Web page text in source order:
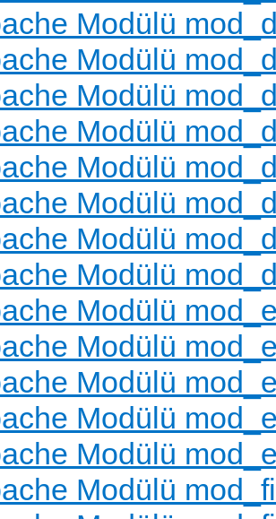
Modülü
Modülü
Modülü
Modülü
Modülü
Modülü
Modülü
Modülü
Modülü
Modülü
Modülü
Modülü
Modülü
Modülü